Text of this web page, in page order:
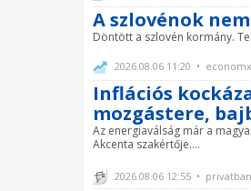
A szlovénok
Döntött a szlovén kormány.
2026.08.06 11:20 •
Inflációs
mozgástere,
Az energiaválság már a
Akcenta szakértője....
2026.08.06 12:55 •